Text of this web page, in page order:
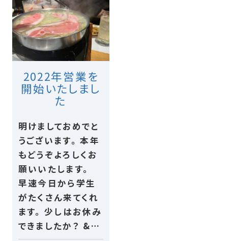
2022年営業を
開始いたしまし
た
明けましておめでと
うございます。 本年
もどうぞよろしくお
願いいたします。
早速今日から学生
がたくさん来てくれ
ます。 少しはお休み
できましたか？ &…